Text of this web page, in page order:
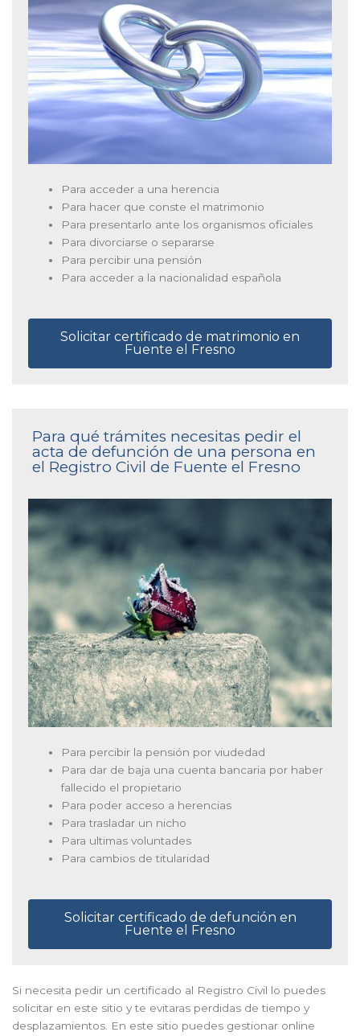
Para acceder a una herencia
Para hacer que conste el matrimonio
Para presentarlo ante los organismos oficiales
Para divorciarse o separarse
Para percibir una pensión
Para acceder a la nacionalidad española
Solicitar certificado de matrimonio en
Fuente el Fresno
Para qué trámites necesitas pedir el
acta de defunción de una persona en
el Registro Civil de Fuente el Fresno
Para percibir la pensión por viudedad
Para dar de baja una cuenta bancaria por haber
fallecido el propietario
Para poder acceso a herencias
Para trasladar un nicho
Para ultimas voluntades
Para cambios de titularidad
Solicitar certificado de defunción en
Fuente el Fresno
Si necesita pedir un certificado al Registro Civil lo puedes
solicitar en este sitio y te evitaras perdidas de tiempo y
desplazamientos. En este sitio puedes gestionar online